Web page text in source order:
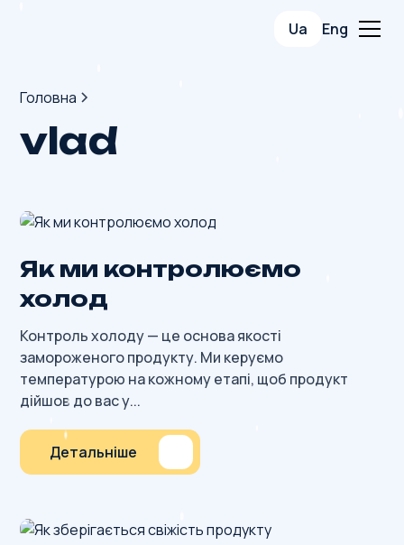
Ua Eng
Головна
vlad
Як ми контролюємо
холод
Контроль холоду — це основа якості
замороженого продукту. Ми керуємо
температурою на кожному етапі, щоб продукт
дійшов до вас у...
Детальніше